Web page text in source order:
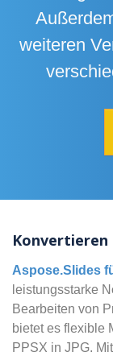
weiteren
Konvertieren
Aspose.Slides
leistungsstarke
Bearbeiten von
bietet es flexible
PPSX in JPG. Mit